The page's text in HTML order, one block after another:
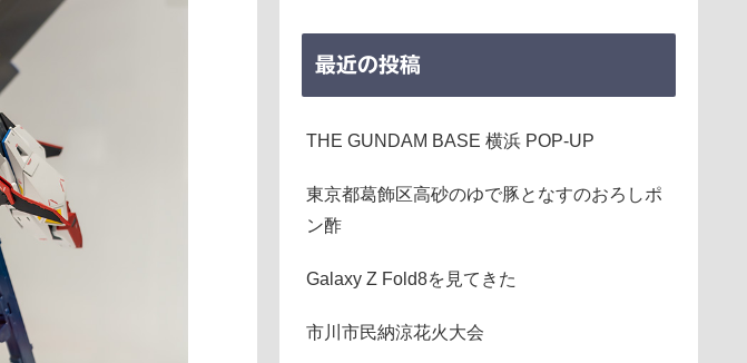
最近の投稿
THE GUNDAM BASE 横浜 POP-UP
東京都葛飾区高砂のゆで豚となすのおろしポ
ン酢
Galaxy Z Fold8を見てきた
市川市民納涼花火大会